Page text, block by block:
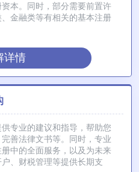
本。同时，部分需要前置许
金融类等有相关的基本注册
详情
专业的建议和指导，帮助您
善法律文书等。同时，专业
中的全面服务，以及为未来
、财税管理等提供长期支